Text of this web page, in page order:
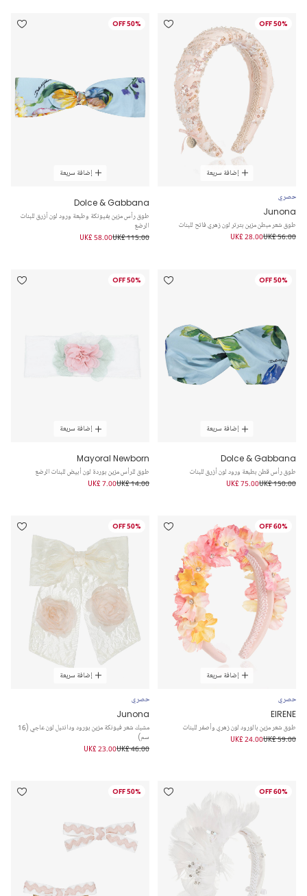
50% OFF
إضافة سريعة
حصري
Junona
طوق شعر مبطن مزين بترتر لون زهري فاتح للبنات
UK£ 56.00
UK£ 28.00
50% OFF
إضافة سريعة
Dolce & Gabbana
طوق رأس مزين بفيونكة وطبعة ورود لون أزرق للبنات
الرضع
UK£ 115.00
UK£ 58.00
50% OFF
إضافة سريعة
Dolce & Gabbana
طوق رأس قطن بطبعة ورود لون أزرق للبنات
UK£ 150.00
UK£ 75.00
50% OFF
إضافة سريعة
Mayoral Newborn
طوق للرأس مزين بوردة لون أبيض للبنات الرضع
UK£ 14.00
UK£ 7.00
60% OFF
إضافة سريعة
حصري
EIRENE
طوق شعر مزين بالورود لون زهري وأصفر للبنات
UK£ 59.00
UK£ 24.00
50% OFF
إضافة سريعة
حصري
Junona
مشبك شعر فيونكة مزين بورود ودانتيل لون عاجي (16
سم)
UK£ 46.00
UK£ 23.00
60% OFF
50% OFF